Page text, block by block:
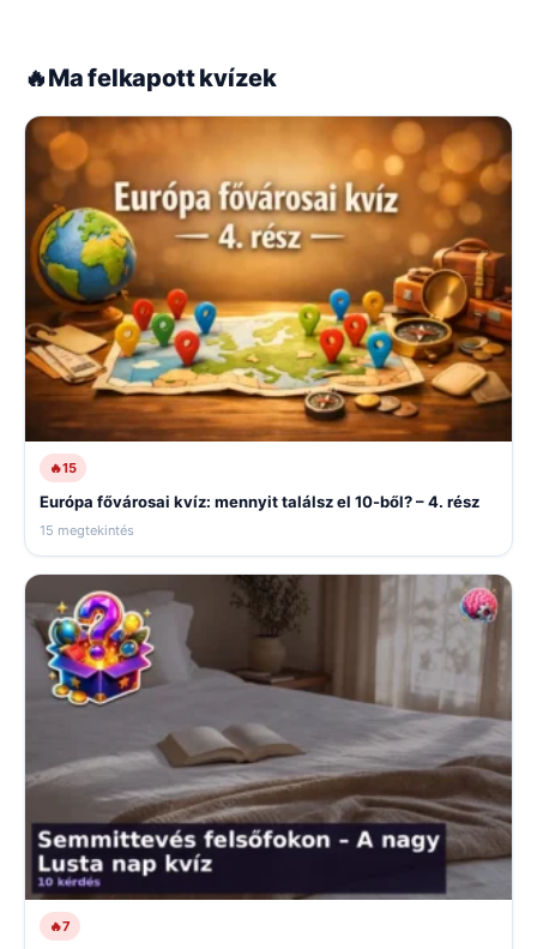
🔥Ma felkapott kvízek
🔥15
Európa fővárosai kvíz: mennyit találsz el 10-ből? – 4. rész
15 megtekintés
🔥7